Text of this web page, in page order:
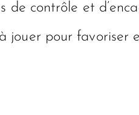
contrôle et
pour favoriser